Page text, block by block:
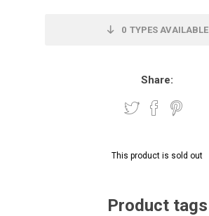
0 TYPES AVAILABLE
Share:
This product is sold out
Product tags